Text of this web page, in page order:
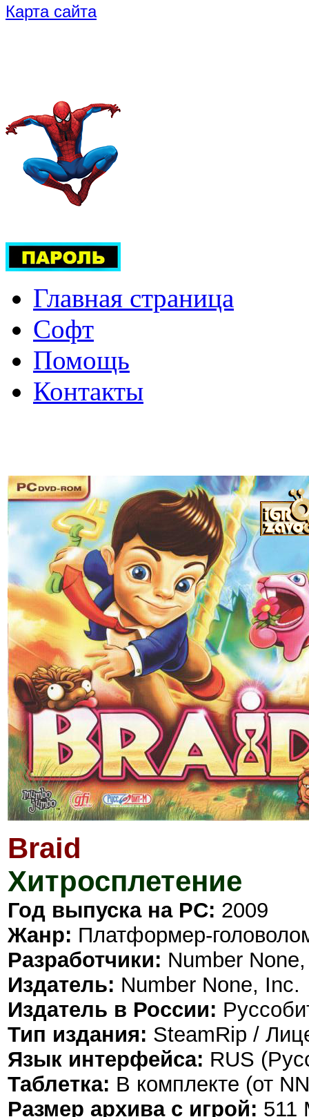
Карта сайта
Главная страница
Софт
Помощь
Контакты
Braid
Хитросплетение
Год выпуска на PC: 2009
Жанр: Платформер-
Разработчики: Number
Издатель: Number None, Inc.
Издатель в России:
Тип издания: SteamRip /
Язык интерфейса: RUS
Таблетка: В комплекте (от
Размер архива с игрой: 511